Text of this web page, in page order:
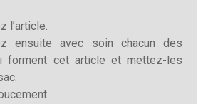
l’article.
ensuite avec soin chacun des
forment cet article et mettez-les